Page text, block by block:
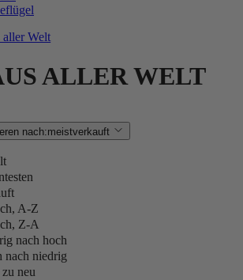
aller Welt
ALLER WELT
nach:meistverkauft
A-Z
Z-A
nach hoch
nach niedrig
neu